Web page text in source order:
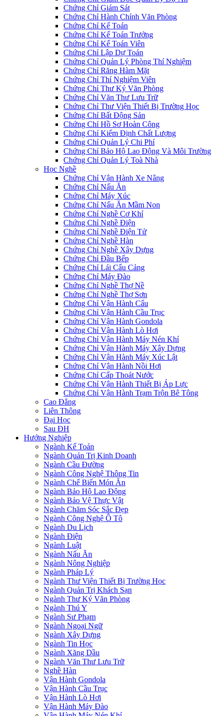
Chứng Chỉ Giám Sát
Chứng Chỉ Hành Chính Văn Phòng
Chứng Chỉ Kế Toán
Chứng Chỉ Kế Toán Trưởng
Chứng Chỉ Kế Toán Viên
Chứng Chỉ Lập Dự Toán
Chứng Chỉ Quản Lý Phòng Thí Nghiệm
Chứng Chỉ Răng Hàm Mặt
Chứng Chỉ Thí Nghiệm Viên
Chứng Chỉ Thư Ký Văn Phòng
Chứng Chỉ Văn Thư Lưu Trữ
Chứng Chỉ Thư Viện Thiết Bị Trường Học
Chứng Chỉ Bất Động Sản
Chứng Chỉ Hồ Sơ Hoàn Công
Chứng Chỉ Kiểm Định Chất Lượng
Chứng Chỉ Quản Lý Chi Phí
Chứng Chỉ Bảo Hộ Lao Động Và Môi Trường
Chứng Chỉ Quản Lý Toà Nhà
Học Nghề
Chứng Chỉ Vận Hành Xe Nâng
Chứng Chỉ Nấu Ăn
Chứng Chỉ Máy Xúc
Chứng Chỉ Nấu Ăn Mầm Non
Chứng Chỉ Nghề Cơ Khí
Chứng Chỉ Nghề Điện
Chứng Chỉ Nghề Điện Tử
Chứng Chỉ Nghề Hàn
Chứng Chỉ Nghề Xây Dựng
Chứng Chỉ Đầu Bếp
Chứng Chỉ Lái Cẩu Cảng
Chứng Chỉ Máy Đào
Chứng Chỉ Nghề Thợ Nề
Chứng Chỉ Nghề Thợ Sơn
Chứng Chỉ Vận Hành Cẩu
Chứng Chỉ Vận Hành Cầu Trục
Chứng Chỉ Vận Hành Gondola
Chứng Chỉ Vận Hành Lò Hơi
Chứng Chỉ Vận Hành Máy Nén Khí
Chứng Chỉ Vận Hành Máy Xây Dựng
Chứng Chỉ Vận Hành Máy Xúc Lật
Chứng Chỉ Vận Hành Nồi Hơi
Chứng Chỉ Cấp Thoát Nước
Chứng Chỉ Vận Hành Thiết Bị Áp Lực
Chứng Chỉ Vận Hành Trạm Trộn Bê Tông
Cao Đẳng
Liên Thông
Đại Học
Sau ĐH
Hướng Nghiệp
Ngành Kế Toán
Ngành Quản Trị Kinh Doanh
Ngành Cầu Đường
Ngành Công Nghệ Thông Tin
Ngành Chế Biến Món Ăn
Ngành Bảo Hộ Lao Động
Ngành Bảo Vệ Thực Vật
Ngành Chăm Sóc Sắc Đẹp
Ngành Công Nghệ Ô Tô
Ngành Du Lịch
Ngành Điện
Ngành Luật
Ngành Nấu Ăn
Ngành Nông Nghiệp
Ngành Pháp Lý
Ngành Thư Viện Thiết Bị Trường Học
Ngành Quản Trị Khách Sạn
Ngành Thư Ký Văn Phòng
Ngành Thú Y
Ngành Sư Phạm
Ngành Ngoại Ngữ
Ngành Xây Dựng
Ngành Tin Học
Ngành Xăng Dầu
Ngành Văn Thư Lưu Trữ
Nghề Hàn
Vận Hành Gondola
Vận Hành Cầu Trục
Vận Hành Lò Hơi
Vận Hành Máy Đào